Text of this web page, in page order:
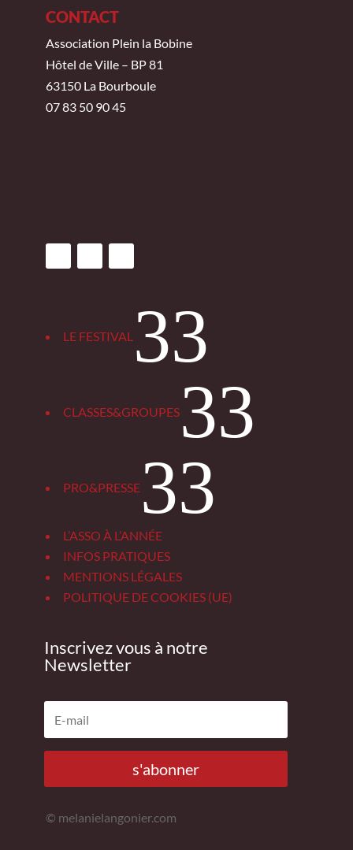
CONTACT
Association Plein la Bobine
Hôtel de Ville – BP 81
63150 La Bourboule
07 83 50 90 45
LE FESTIVAL 3
CLASSES&GROUPES 3
PRO&PRESSE 3
L’ASSO À L’ANNÉE
INFOS PRATIQUES
MENTIONS LÉGALES
POLITIQUE DE COOKIES (UE)
Inscrivez vous à notre
Newsletter
s'abonner
© melanielangonier.com